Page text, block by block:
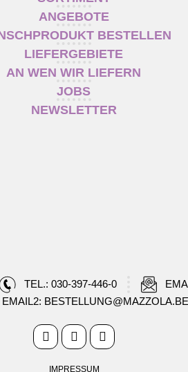
ANGEBOTE
BESTELLEN
LIEFERGEBIETE
AN WEN WIR LIEFERN
JOBS
NEWSLETTER
TEL.: 030-397-446-0
EMAIL2:
IMPRESSUM